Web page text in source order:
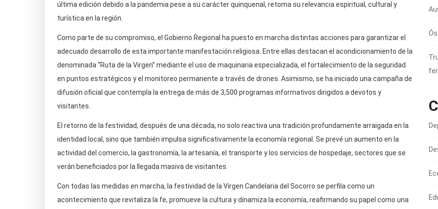
última edición debido a la pandemia pese a su carácter quinquenal, retoma su relevancia espiritual, cultural y
turística en la región.
Como parte de su compromiso, el Gobierno Regional ha puesto en marcha distintas acciones para garantizar el
adecuado desarrollo de esta importante manifestación religiosa. Entre ellas destacan el acondicionamiento de la
denominada “Ruta de la Virgen” mediante el uso de maquinaria especializada, el fortalecimiento de la seguridad
en puntos estratégicos y el monitoreo permanente a través de drones. Asimismo, se ha iniciado una campaña de
difusión oficial que contempla la entrega de más de 3,500 programas informativos dirigidos a devotos y
visitantes.
El retorno de la festividad, después de una década, no solo reactiva una tradición profundamente arraigada en la
identidad local, sino que también impulsa significativamente la economía regional. Se prevé un aumento en la
actividad del comercio, la gastronomía, la artesanía, el transporte y los servicios de hospedaje, sectores que se
verán beneficiados por la llegada masiva de visitantes.
Con todas las medidas en marcha, la festividad de la Virgen Candelaria del Socorro se perfila como un
acontecimiento que revitaliza la fe, promueve la cultura y dinamiza la economía, reafirmando su papel como una